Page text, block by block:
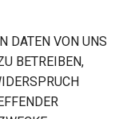
DATEN VON UNS
BETREIBEN,